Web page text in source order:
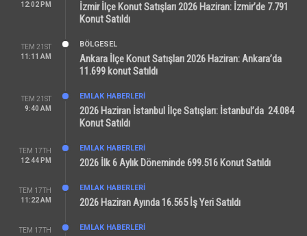
12:02 PM
İzmir İlçe Konut Satışları 2026 Haziran: İzmir’de 7.791
Konut Satıldı
TEM 21ST
11:11 AM
BÖLGESEL
Ankara İlçe Konut Satışları 2026 Haziran: Ankara’da
11.699 konut Satıldı
TEM 21ST
9:40 AM
EMLAK HABERLERI
2026 Haziran İstanbul İlçe Satışları: İstanbul’da 24.084
Konut Satıldı
TEM 17TH
12:44 PM
EMLAK HABERLERI
2026 İlk 6 Aylık Döneminde 699.516 Konut Satıldı
TEM 17TH
11:22 AM
EMLAK HABERLERI
2026 Haziran Ayında 16.565 İş Yeri Satıldı
TEM 17TH EMLAK HABERLERI